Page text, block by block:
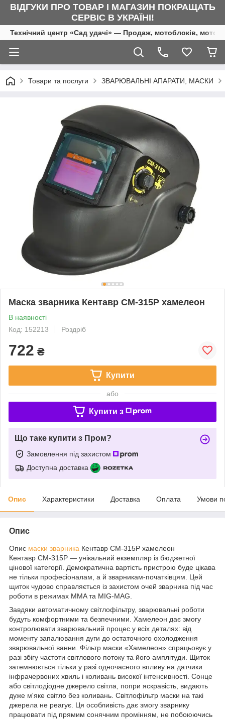
ВІДГУКИ ПРО ТОВАР І МАГАЗИН ПОКРАЩАТЬ
СЕРВІС В УКРАЇНІ!
Технічний центр «Сад удачі» — Продаж, мотоблоків,
Товари та послуги ЗВАРЮВАЛЬНІ АПАРАТИ, МАСКИ
Маска зварника Кентавр СМ-315Р хамелеон
В наявності
Код: 152213
Роздріб
722 ₴
Купити
або
Купити з
Що таке купити з Пром?
Замовлення під захистом
Доступна доставка
Опис Характеристики Доставка Оплата Умови
Опис
Опис маски зварника Кентавр СМ-315Р хамелеон
Кентавр СМ-315Р — унікальний екземпляр із бюджетної
цінової категорії. Демократична вартість пристрою буде цікава
не тільки професіоналам, а й зварникам-початківцям. Цей
щиток чудово справляється із захистом очей зварника під час
роботи в режимах MMA та MIG-MAG.
Завдяки автоматичному світлофільтру, зварювальні роботи
будуть комфортними та безпечними. Хамелеон дає змогу
контролювати зварювальний процес у всіх деталях: від
моменту запалювання дуги до остаточного охолодження
зварювальної ванни. Фільтр маски «Хамелеон» спрацьовує у
разі збігу частоти світлового потоку та його амплітуди. Щиток
затемнюється тільки у разі одночасного впливу на датчики
інфрачервоних хвиль і коливань високої інтенсивності. Сонце
або світлодіодне джерело світла, попри яскравість, видають
дуже м'яке світло без коливань. Світлофільтр маски на такі
джерела не реагує. Ця особливість дає змогу зварнику
працювати під прямим сонячним промінням, не побоюючись